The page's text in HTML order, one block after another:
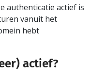
authenticatie actief is
vanuit het
hebt
actief?